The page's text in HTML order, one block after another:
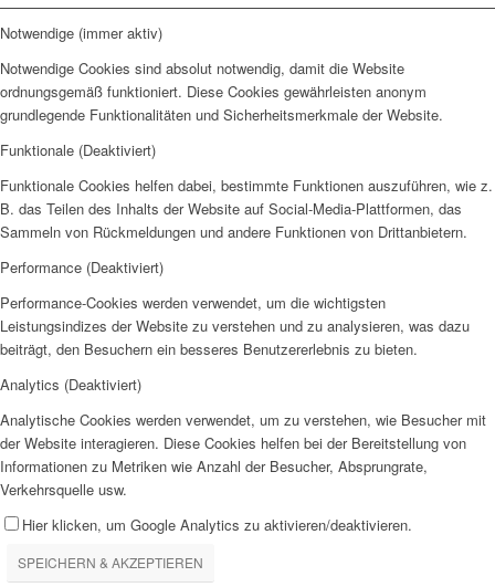
Notwendige (immer aktiv)
Notwendige Cookies sind absolut notwendig, damit die Website
ordnungsgemäß funktioniert. Diese Cookies gewährleisten anonym
grundlegende Funktionalitäten und Sicherheitsmerkmale der Website.
Funktionale (Deaktiviert)
Funktionale Cookies helfen dabei, bestimmte Funktionen auszuführen, wie z.
B. das Teilen des Inhalts der Website auf Social-Media-Plattformen, das
Sammeln von Rückmeldungen und andere Funktionen von Drittanbietern.
Performance (Deaktiviert)
Performance-Cookies werden verwendet, um die wichtigsten
Leistungsindizes der Website zu verstehen und zu analysieren, was dazu
beiträgt, den Besuchern ein besseres Benutzererlebnis zu bieten.
Analytics (Deaktiviert)
Analytische Cookies werden verwendet, um zu verstehen, wie Besucher mit
der Website interagieren. Diese Cookies helfen bei der Bereitstellung von
Informationen zu Metriken wie Anzahl der Besucher, Absprungrate,
Verkehrsquelle usw.
Hier klicken, um Google Analytics zu aktivieren/deaktivieren.
SPEICHERN & AKZEPTIEREN